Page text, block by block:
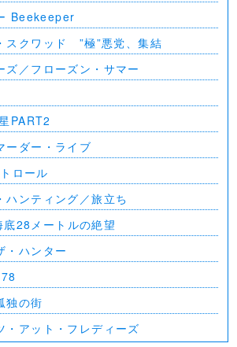
Beekeeper
スクワッド ”極”悪党、集結
ズ／フローズン・サマー
PART2
ーダー・ライブ
ロール
ハンティング／旅立ち
28メートルの絶望
・ハンター
独の街
・アット・フレディーズ